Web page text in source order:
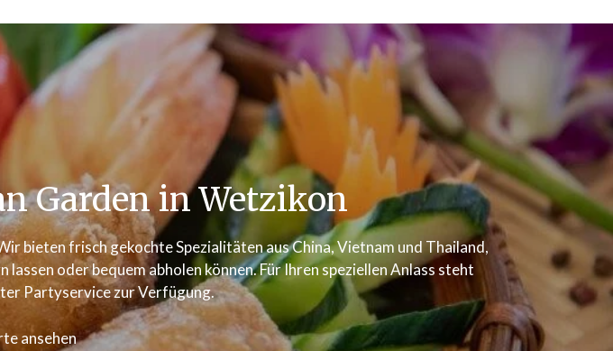
Garden in Wetzikon
bieten frisch gekochte Spezialitäten aus China, Vietnam und Thailand,
oder bequem abholen können. Für Ihren speziellen Anlass steht
Partyservice zur Verfügung.
ansehen